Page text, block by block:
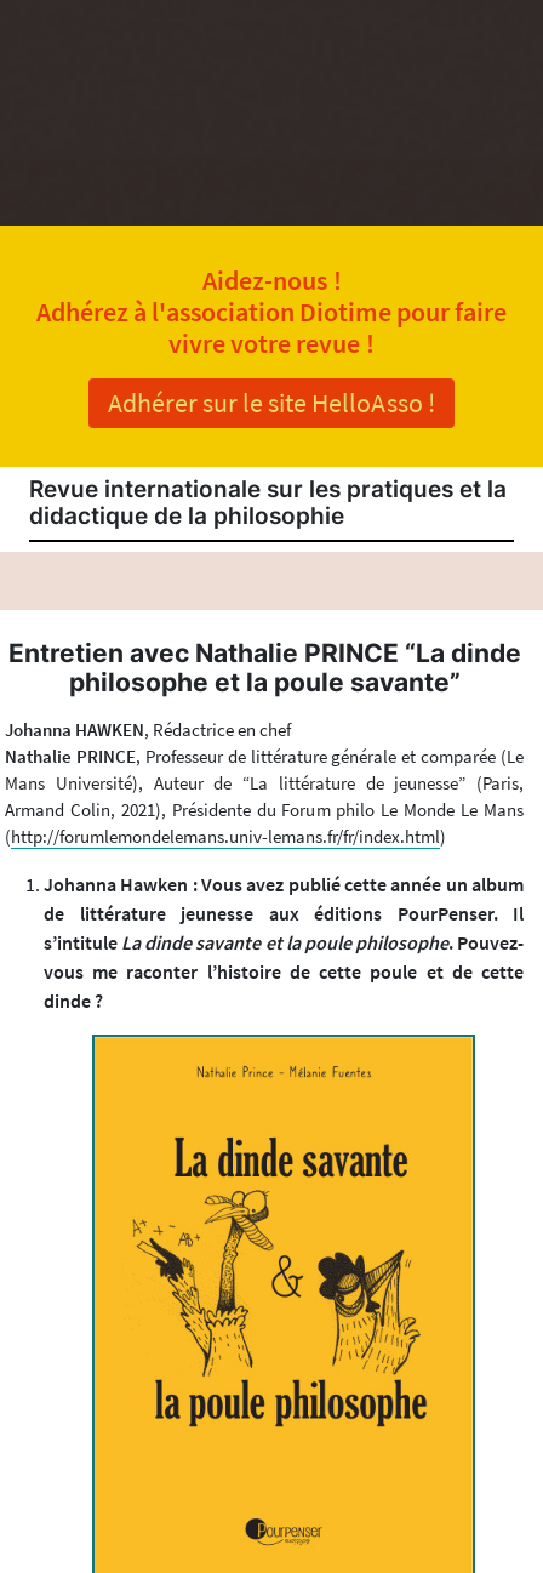
Aidez-nous !
Adhérez à l'association Diotime pour faire
vivre votre revue !
Adhérer sur le site HelloAsso !
Revue internationale sur les pratiques et la
didactique de la philosophie
Entretien avec Nathalie PRINCE “La dinde
philosophe et la poule savante”
Johanna HAWKEN, Rédactrice en chef
Nathalie PRINCE, Professeur de littérature générale et comparée (Le
Mans Université), Auteur de “La littérature de jeunesse” (Paris,
Armand Colin, 2021), Présidente du Forum philo Le Monde Le Mans
(http://forumlemondelemans.univ-lemans.fr/fr/index.html)
Johanna Hawken : Vous avez publié cette année un album
de littérature jeunesse aux éditions PourPenser. Il
s’intitule La dinde savante et la poule philosophe. Pouvez-
vous me raconter l’histoire de cette poule et de cette
dinde ?